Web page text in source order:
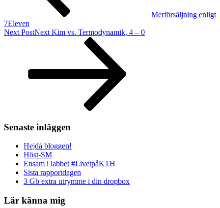
Merförsäljning enligt
7Eleven
Next PostNext Kim vs. Termodynamik, 4 – 0
Senaste inläggen
Hejdå bloggen!
Höst-SM
Ensam i labbet #LivetpåKTH
Sista rapportdagen
3 Gb extra utrymme i din dropbox
Lär känna mig